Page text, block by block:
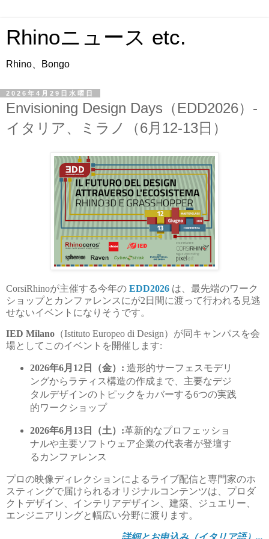
Rhinoニュース etc.
Rhino、Bongo
2026年4月29日水曜日
Envisioning Design Days（EDD2026）-
イタリア、ミラノ（6月12-13日）
CorsiRhinoが主催する今年の EDD2026 は、最先端のワーク
ショップとカンファレンスにが2日間に渡って行われる見逃
せないイベントになりそうです。
IED Milano （Istituto Europeo di Design）が同キャンパスを会
場としてこのイベントを開催します:
2026年6月12日（金）: 造形的サーフェスモデリ
ングからラティス構造の作成まで、主要なデジ
タルデザインのトピックをカバーする6つの実践
的ワークショップ
2026年6月13日（土）:革新的なプロフェッショ
ナルや主要ソフトウェア企業の代表者が登壇す
るカンファレンス
プロの映像ディレクションによるライブ配信と専門家のホ
スティングで届けられるオリジナルコンテンツは、プロダ
クトデザイン、インテリアデザイン、建築、ジュエリー、
エンジニアリングと幅広い分野に渡ります。
詳細とお申込み（イタリア語）...